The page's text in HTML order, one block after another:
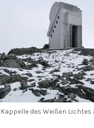
Kappelle des Weißen